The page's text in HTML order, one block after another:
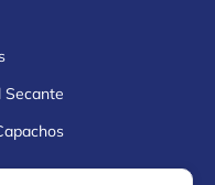
Secante